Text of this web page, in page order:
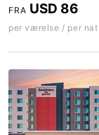
FRA USD 86
per værelse / per nat